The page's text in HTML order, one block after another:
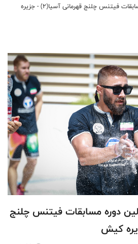
گزارش تصویری از اولین دوره مسابقات فیتنس چلنج قهرمانی آسیا(2) - جزیره
دوره مسابقات فیتنس چلنج